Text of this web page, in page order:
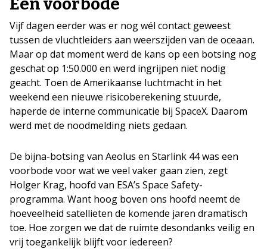
Vijf dagen eerder was er nog wél contact geweest
tussen de vluchtleiders aan weerszijden van de oceaan.
Maar op dat moment werd de kans op een botsing nog
geschat op 1:50.000 en werd ingrijpen niet nodig
geacht. Toen de Amerikaanse luchtmacht in het
weekend een nieuwe risicoberekening stuurde,
haperde de interne communicatie bij SpaceX. Daarom
werd met de noodmelding niets gedaan.
De bijna-botsing van Aeolus en Starlink 44 was een
voorbode voor wat we veel vaker gaan zien, zegt
Holger Krag, hoofd van ESA’s Space Safety-
programma. Want hoog boven ons hoofd neemt de
hoeveelheid satellieten de komende jaren dramatisch
toe. Hoe zorgen we dat de ruimte desondanks veilig en
vrij toegankelijk blijft voor iedereen?